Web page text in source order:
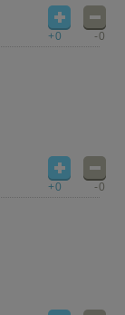
+0 -0
+0 -0